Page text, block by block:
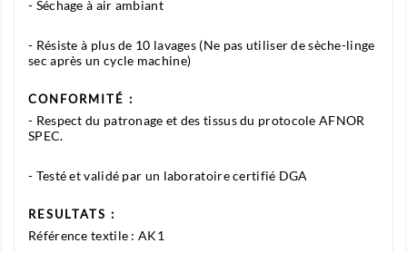
- Séchage à air ambiant
- Résiste à plus de 10 lavages (Ne pas utiliser de sèche-linge
sec après un cycle machine)
CONFORMITÉ :
- Respect du patronage et des tissus du protocole AFNOR
SPEC.
- Testé et validé par un laboratoire certifié DGA
RESULTATS :
Référence textile : AK1